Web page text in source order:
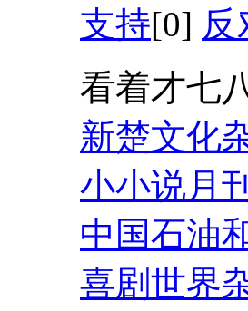
支持[0] 反
看着才七
新楚文化
小小说月
中国石油
喜剧世界